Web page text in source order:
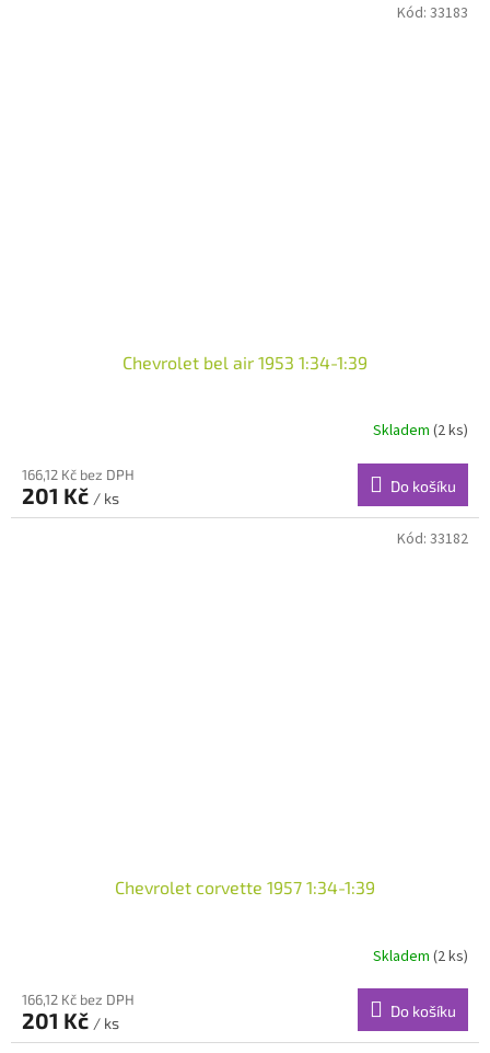
Chevrolet bel air 1953 1:34-1:39
Skladem (2 ks)
166,12 Kč bez DPH
201 Kč / ks
Do košíku
Kód: 33183
Chevrolet corvette 1957 1:34-1:39
Skladem (2 ks)
166,12 Kč bez DPH
201 Kč / ks
Do košíku
Kód: 33182